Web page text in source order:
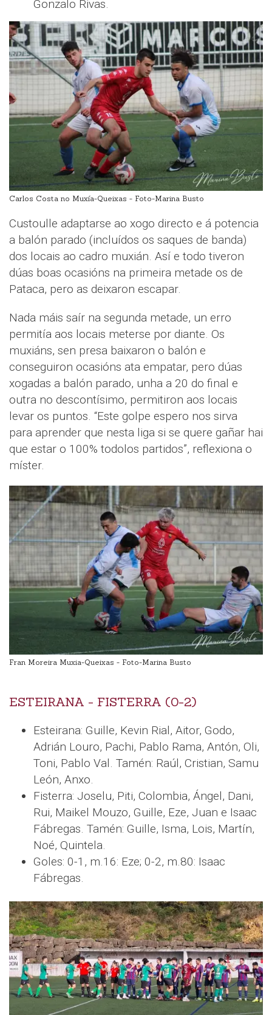
Gonzalo Rivas.
Carlos Costa no Muxía-Queixas - Foto-Marina Busto
Custoulle adaptarse ao xogo directo e á potencia
a balón parado (incluídos os saques de banda)
dos locais ao cadro muxián. Así e todo tiveron
dúas boas ocasións na primeira metade os de
Pataca, pero as deixaron escapar.
Nada máis saír na segunda metade, un erro
permitía aos locais meterse por diante. Os
muxiáns, sen presa baixaron o balón e
conseguiron ocasións ata empatar, pero dúas
xogadas a balón parado, unha a 20 do final e
outra no descontísimo, permitiron aos locais
levar os puntos. “Este golpe espero nos sirva
para aprender que nesta liga si se quere gañar hai
que estar o 100% todolos partidos”, reflexiona o
míster.
Fran Moreira Muxia-Queixas - Foto-Marina Busto
ESTEIRANA - FISTERRA (0-2)
Esteirana: Guille, Kevin Rial, Aitor, Godo,
Adrián Louro, Pachi, Pablo Rama, Antón, Oli,
Toni, Pablo Val. Tamén: Raúl, Cristian, Samu
León, Anxo.
Fisterra: Joselu, Piti, Colombia, Ángel, Dani,
Rui, Maikel Mouzo, Guille, Eze, Juan e Isaac
Fábregas. Tamén: Guille, Isma, Lois, Martín,
Noé, Quintela.
Goles: 0-1, m.16: Eze; 0-2, m.80: Isaac
Fábregas.